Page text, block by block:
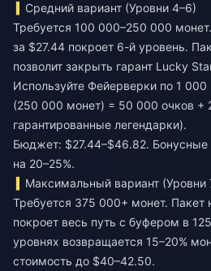
Средний вариант (Уровни 4–6)
Требуется 100 000–250 000
за $27.44 покроет 6-й уровень.
позволит закрыть гарант Lucky
Используйте Фейерверки по 1
(250 000 монет) = 50 000 очков +
гарантированные легендарки).
Бюджет: $27.44–$46.82.
на 20–25%.
Максимальный вариант (Уровни
Требуется 375 000+ монет.
покроет весь путь с буфером в
уровнях возвращается 15–20%
стоимость до $40–42.50.